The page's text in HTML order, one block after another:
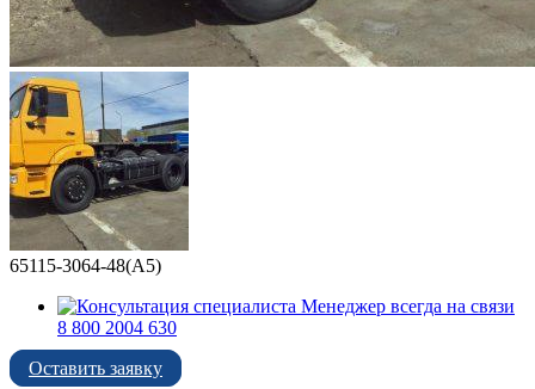
65115-3064-48(А5)
Менеджер всегда на связи
8 800 2004 630
Оставить заявку